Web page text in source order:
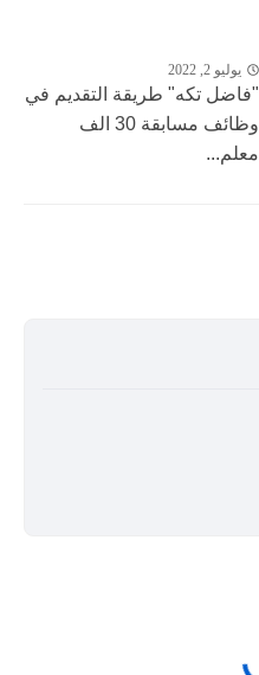
يوليو 2, 2022
"فاضل تكه" طريقة التقديم في
وظائف مسابقة 30 الف
معلم...